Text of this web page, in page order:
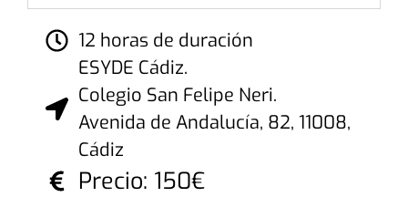
12 horas de duración
ESYDE Cádiz.
Colegio San Felipe Neri.
Avenida de Andalucía, 82, 11008,
Cádiz
Precio: 150€